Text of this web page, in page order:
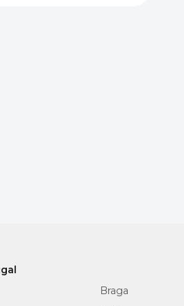
Braga